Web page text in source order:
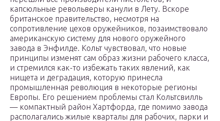
капсюльные револьверы канули в Лету. Вскоре
британское правительство, несмотря на
сопротивление цехов оружейников, позаимствовало
американскую систему для нового оружейного
завода в Энфилде. Кольт чувствовал, что новые
принципы изменят сам образ жизни рабочего класса,
и стремился как-то избежать таких явлений, как
нищета и деградация, которую принесла
промышленная революция в некоторые регионы
Европы. Его решением проблемы стал Кольтсвилль
— компактный район Хартфорда, где помимо завода
располагались жилые кварталы для рабочих, парки и